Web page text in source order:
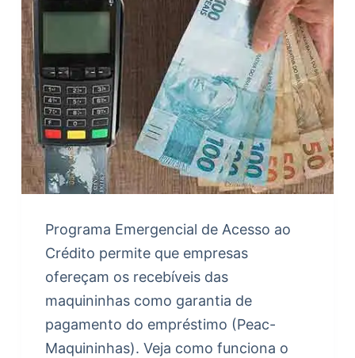
Programa Emergencial de Acesso ao
Crédito permite que empresas
ofereçam os recebíveis das
maquininhas como garantia de
pagamento do empréstimo (Peac-
Maquininhas). Veja como funciona o